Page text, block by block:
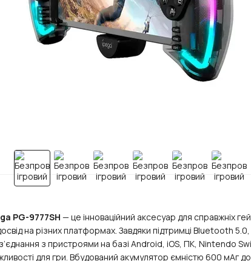
PG-9777SH — це інноваційний аксесуар для справжніх
на різних платформах. Завдяки підтримці Bluetooth
з пристроями на базі Android, iOS, ПК, Nintendo
для гри. Вбудований акумулятор ємністю 600 мАг